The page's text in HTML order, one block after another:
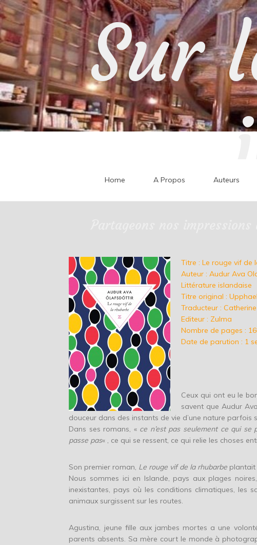
Skip
to
content
Sur
Home A Propos Auteurs
Titre : Le rouge vif de
Auteur : Audur Ava
Littérature islandaise
Titre original :
Traducteur :
Editeur : Zulma
Nombre de pages :
Date de parution : 1
Ceux qui ont eu le
savent que Audur
douceur dans des instants de vie d’une nature parfois
Dans ses romans, « ce n’est pas seulement ce qui se
passe pas« , ce qui se ressent, ce qui relie les choses
Son premier roman, Le rouge vif de la rhubarbe plantait
Nous sommes ici en Islande, pays aux plages
inexistantes, pays où les conditions climatiques, les
animaux surgissent sur les routes.
Agustina, jeune fille aux jambes mortes a une
parents absents. Sa mère court le monde à